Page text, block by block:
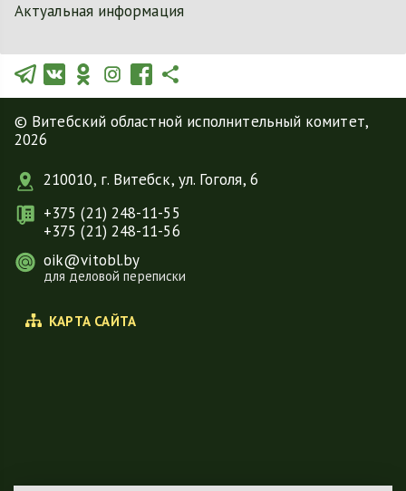
Актуальная информация
© Витебский областной исполнительный комитет,
2026
210010, г. Витебск, ул. Гоголя, 6
+375 (21) 248-11-55
+375 (21) 248-11-56
oik@vitobl.by
для деловой переписки
КАРТА САЙТА